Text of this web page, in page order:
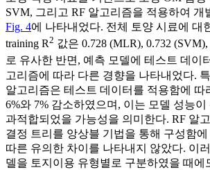
SVM, 그리고 RF 알고리즘을 적용하여 개
Fig. 4에 나타내었다. 전체 토양 시료에 대
training R2 값은 0.728 (MLR), 0.732
로 유사한 반면, 예측 모델에 테스트 데이
고리즘에 따라 다른 경향을 나타내었다.
알고리즘은 테스트 데이터를 적용함에 따
6%와 7% 감소하였으며, 이는 모델 성능이
과적합되었을 가능성을 의미한다. RF 알
결정 트리를 앙상블 기법을 통해 구성함에
따른 유의한 차이를 나타내지 않았다. 이
델을 토지이용 유형별로 구분하였을 때에